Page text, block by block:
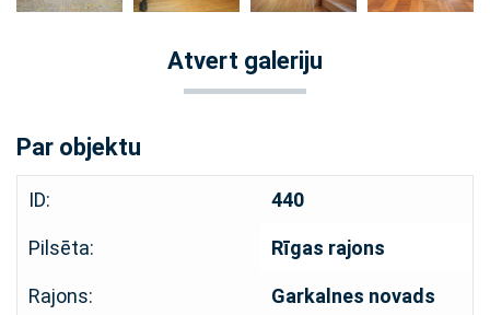
Atvert galeriju
Par objektu
ID: 440
Pilsēta: Rīgas rajons
Rajons: Garkalnes novads